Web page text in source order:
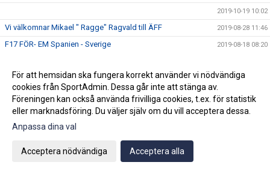
2019-10-19 10:02
Vi välkomnar Mikael " Ragge" Ragvald till ÄFF 2019-08-28 11:46
F17 FÖR- EM Spanien - Sverige 2019-08-18 08:20
Vinnare i 50/50 lotteriet 11/8 2019-08-14 10:21
ÄFF söker matchsekreterare 2019-08-14 10:18
Angående gårdagens match i P19-Allsvenskan 2019-08-11 11:42
Kalle är på semester
Klubbchefen Helena Wennerström presenterar sig
För att hemsidan ska fungera korrekt använder vi nödvändiga
cookies från SportAdmin. Dessa går inte att stänga av.
Föreningen kan också använda frivilliga cookies, t.ex. för statistik
eller marknadsföring. Du väljer själv om du vill acceptera dessa.
Anpassa dina val
Acceptera nödvändiga Acceptera alla